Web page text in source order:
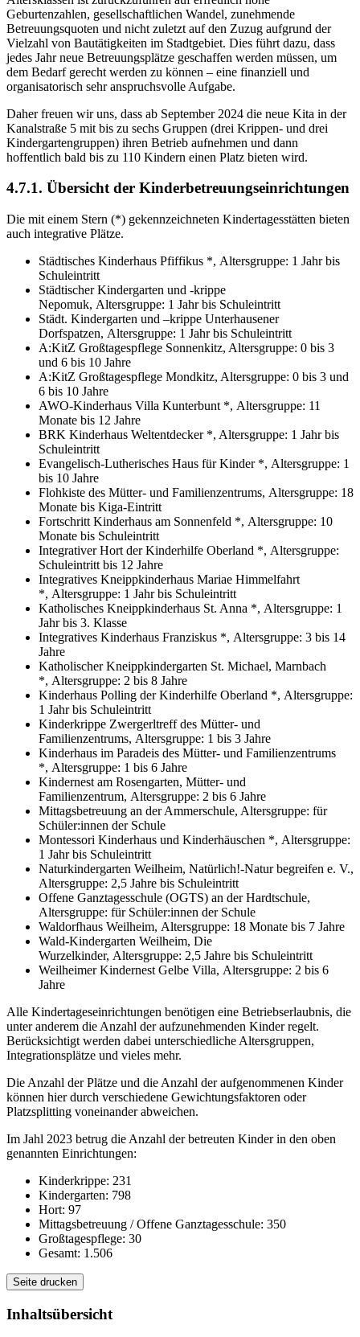
Geburtenzahlen, gesellschaftlichen Wandel, zunehmende
Betreuungsquoten und nicht zuletzt auf den Zuzug aufgrund der
Vielzahl von Bautätigkeiten im Stadtgebiet. Dies führt dazu, dass
jedes Jahr neue Betreuungsplätze geschaffen werden müssen, um
dem Bedarf gerecht werden zu können – eine finanziell und
organisatorisch sehr anspruchsvolle Aufgabe.
Daher freuen wir uns, dass ab September 2024 die neue Kita in der
Kanalstraße 5 mit bis zu sechs Gruppen (drei Krippen- und drei
Kindergartengruppen) ihren Betrieb aufnehmen und dann
hoffentlich bald bis zu 110 Kindern einen Platz bieten wird.
4.7.1. Übersicht der Kinderbetreuungseinrichtungen
Die mit einem Stern (*) gekennzeichneten Kindertagesstätten bieten
auch integrative Plätze.
Städtisches Kinderhaus Pfiffikus *, Altersgruppe: 1 Jahr bis
Schuleintritt
Städtischer Kindergarten und -krippe
Nepomuk, Altersgruppe: 1 Jahr bis Schuleintritt
Städt. Kindergarten und –krippe Unterhausener
Dorfspatzen, Altersgruppe: 1 Jahr bis Schuleintritt
A:KitZ Großtagespflege Sonnenkitz, Altersgruppe: 0 bis 3
und 6 bis 10 Jahre
A:KitZ Großtagespflege Mondkitz, Altersgruppe: 0 bis 3 und
6 bis 10 Jahre
AWO-Kinderhaus Villa Kunterbunt *, Altersgruppe: 11
Monate bis 12 Jahre
BRK Kinderhaus Weltentdecker *, Altersgruppe: 1 Jahr bis
Schuleintritt
Evangelisch-Lutherisches Haus für Kinder *, Altersgruppe: 1
bis 10 Jahre
Flohkiste des Mütter- und Familienzentrums, Altersgruppe: 18
Monate bis Kiga-Eintritt
Fortschritt Kinderhaus am Sonnenfeld *, Altersgruppe: 10
Monate bis Schuleintritt
Integrativer Hort der Kinderhilfe Oberland *, Altersgruppe:
Schuleintritt bis 12 Jahre
Integratives Kneippkinderhaus Mariae Himmelfahrt
*, Altersgruppe: 1 Jahr bis Schuleintritt
Katholisches Kneippkinderhaus St. Anna *, Altersgruppe: 1
Jahr bis 3. Klasse
Integratives Kinderhaus Franziskus *, Altersgruppe: 3 bis 14
Jahre
Katholischer Kneippkindergarten St. Michael, Marnbach
*, Altersgruppe: 2 bis 8 Jahre
Kinderhaus Polling der Kinderhilfe Oberland *, Altersgruppe:
1 Jahr bis Schuleintritt
Kinderkrippe Zwergerltreff des Mütter- und
Familienzentrums, Altersgruppe: 1 bis 3 Jahre
Kinderhaus im Paradeis des Mütter- und Familienzentrums
*, Altersgruppe: 1 bis 6 Jahre
Kindernest am Rosengarten, Mütter- und
Familienzentrum, Altersgruppe: 2 bis 6 Jahre
Mittagsbetreuung an der Ammerschule, Altersgruppe: für
Schüler:innen der Schule
Montessori Kinderhaus und Kinderhäuschen *, Altersgruppe:
1 Jahr bis Schuleintritt
Naturkindergarten Weilheim, Natürlich!-Natur begreifen e. V.,
Altersgruppe: 2,5 Jahre bis Schuleintritt
Offene Ganztagesschule (OGTS) an der Hardtschule,
Altersgruppe: für Schüler:innen der Schule
Waldorfhaus Weilheim, Altersgruppe: 18 Monate bis 7 Jahre
Wald-Kindergarten Weilheim, Die
Wurzelkinder, Altersgruppe: 2,5 Jahre bis Schuleintritt
Weilheimer Kindernest Gelbe Villa, Altersgruppe: 2 bis 6
Jahre
Alle Kindertageseinrichtungen benötigen eine Betriebserlaubnis, die
unter anderem die Anzahl der aufzunehmenden Kinder regelt.
Berücksichtigt werden dabei unterschiedliche Altersgruppen,
Integrationsplätze und vieles mehr.
Die Anzahl der Plätze und die Anzahl der aufgenommenen Kinder
können hier durch verschiedene Gewichtungsfaktoren oder
Platzsplitting voneinander abweichen.
Im Jahl 2023 betrug die Anzahl der betreuten Kinder in den oben
genannten Einrichtungen:
Kinderkrippe: 231
Kindergarten: 798
Hort: 97
Mittagsbetreuung / Offene Ganztagesschule: 350
Großtagespflege: 30
Gesamt: 1.506
Seite drucken
Inhaltsübersicht